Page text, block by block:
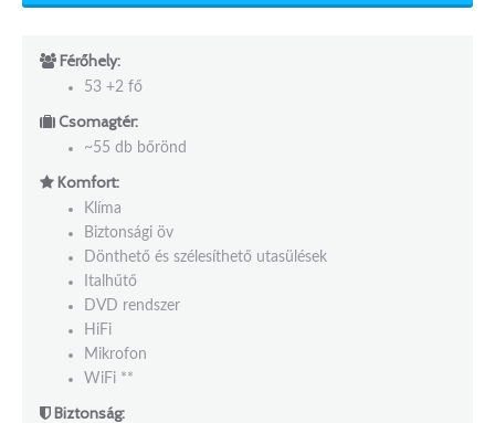
Férőhely:
53 +2 fő
Csomagtér:
~55 db bőrönd
Komfort:
Klíma
Biztonsági öv
Dönthető és szélesíthető utasülések
Italhűtő
DVD rendszer
HiFi
Mikrofon
WiFi **
Biztonság: